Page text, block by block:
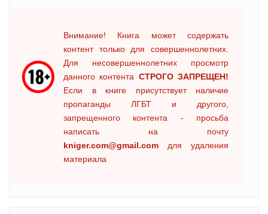
Внимание! Книга может содержать
контент только для совершеннолетних.
Для несовершеннолетних просмотр
данного контента СТРОГО ЗАПРЕЩЕН!
Если в книге присутствует наличие
пропаганды ЛГБТ и другого,
запрещенного контента - просьба
написать на почту
kniger.com@gmail.com для удаления
материала